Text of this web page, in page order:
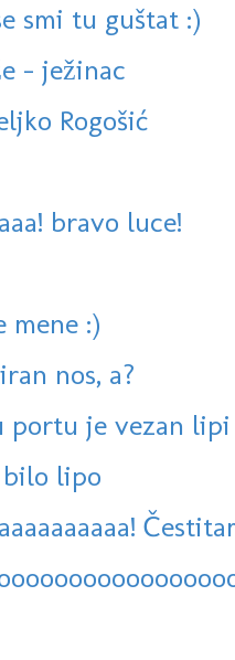
smi tu guštat :)
- ježinac
Rogošić
bravo luce!
mene :)
nos, a?
je vezan lipi
lipo